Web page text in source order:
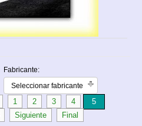
Fabricante:
Seleccionar fabricante
1 2 3 4
5
Siguiente Final